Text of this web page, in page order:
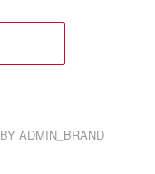
BY ADMIN_BRAND